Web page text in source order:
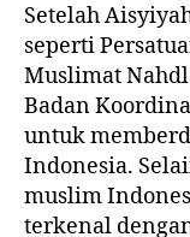
Setelah
seperti
Muslimat
Badan
untuk
Indonesia.
muslim
terkenal